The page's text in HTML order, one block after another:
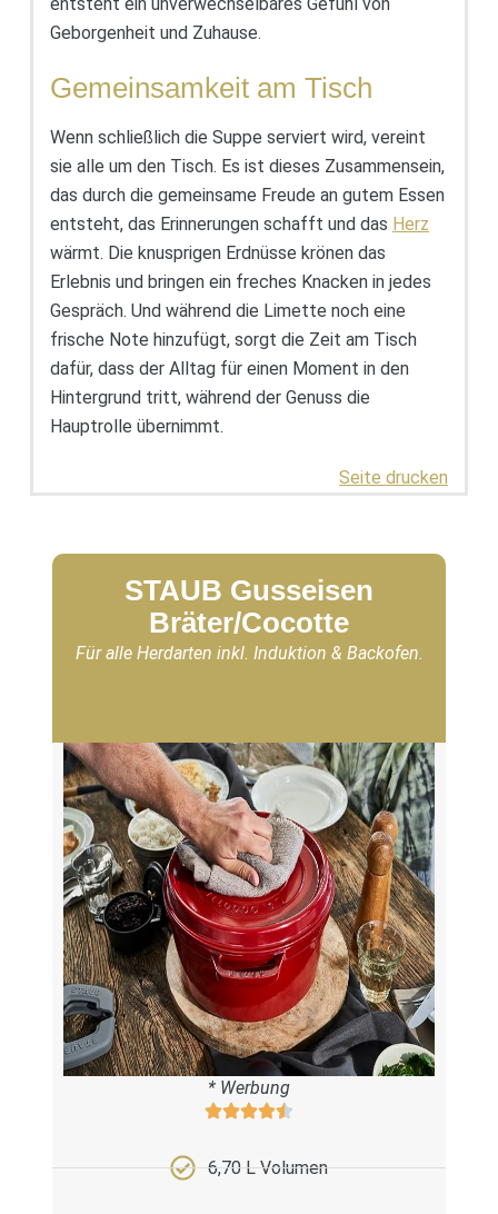
entsteht ein unverwechselbares Gefühl von
Geborgenheit und Zuhause.
Gemeinsamkeit am Tisch
Wenn schließlich die Suppe serviert wird, vereint
sie alle um den Tisch. Es ist dieses Zusammensein,
das durch die gemeinsame Freude an gutem Essen
entsteht, das Erinnerungen schafft und das Herz
wärmt. Die knusprigen Erdnüsse krönen das
Erlebnis und bringen ein freches Knacken in jedes
Gespräch. Und während die Limette noch eine
frische Note hinzufügt, sorgt die Zeit am Tisch
dafür, dass der Alltag für einen Moment in den
Hintergrund tritt, während der Genuss die
Hauptrolle übernimmt.
Seite drucken
STAUB Gusseisen
Bräter/Cocotte
Für alle Herdarten inkl. Induktion & Backofen.
* Werbung
6,70 L Volumen